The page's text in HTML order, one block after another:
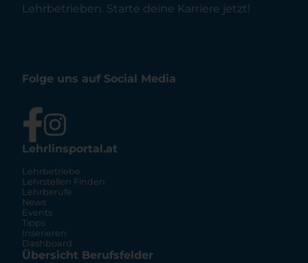
Lehrbetrieben. Starte deine Karriere jetzt!
Folge uns auf Social Media
Lehrlinsportal.at
Lehrbetriebe
Lehrstellen Finden
Lehrberufe
News
Events
Tipps
Inserieren
Dashboard
Übersicht Berufsfelder